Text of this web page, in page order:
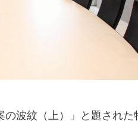
波紋（上）」と題され